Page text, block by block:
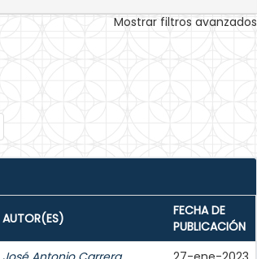
Mostrar filtros avanzados
AUTOR(ES)
FECHA DE
PUBLICACIÓN